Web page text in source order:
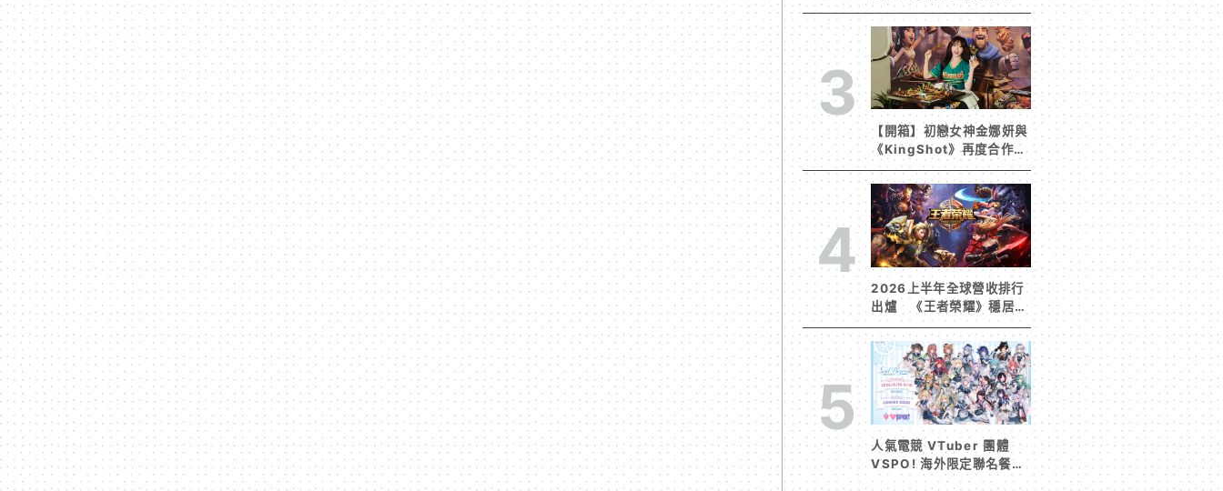
位
資
訊
平
台
《完蛋！我被男同學包圍
了》突然爆紅
3
【開箱】初戀女神金娜妍與
《KingShot》再度合作！
攜手焦糖楓、柒息地推出
「國王燒烤節」活動
4
2026上半年全球營收排行
出爐 《王者榮耀》穩居榜
首《寒霜啟示錄》緊追在
後！
5
人氣電競 VTuber 團體
VSPO! 海外限定聯名餐廳
《Sail Beyond！～駛向